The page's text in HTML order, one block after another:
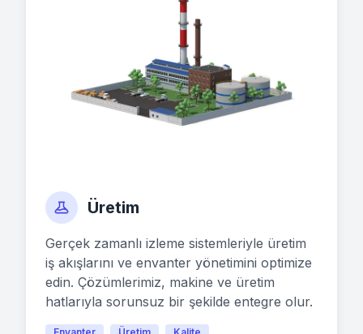
Üretim
Gerçek zamanlı izleme sistemleriyle üretim
iş akışlarını ve envanter yönetimini optimize
edin. Çözümlerimiz, makine ve üretim
hatlarıyla sorunsuz bir şekilde entegre olur.